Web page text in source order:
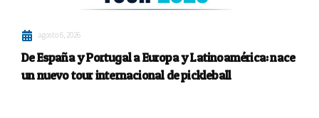
agosto 6, 2026
De España y Portugal a Europa y Latinoamérica: nace
un nuevo tour internacional de pickleball